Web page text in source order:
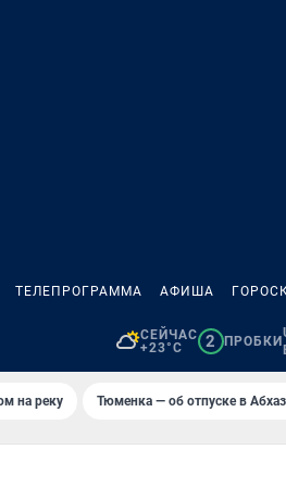
ТЕЛЕПРОГРАММА АФИША
СЕЙЧАС
+23°C
2 ПРОБКИ
на реку Тюменка — об отпуске в